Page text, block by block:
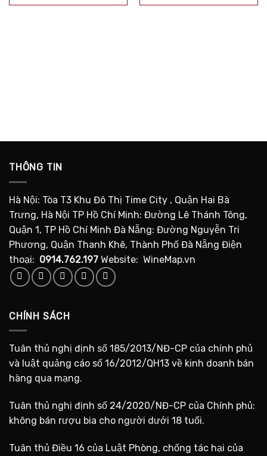
THÔNG TIN
Hà Nội: Tòa T3 Khu Đô Thị Time City , Quận Hai Bà
Trưng, Hà Nội TP Hồ Chí Minh: Đường Lê Thánh Tông,
Quận 1, TP Hồ Chí Minh Đà Nẵng: Đường Nguyễn Tri
Phương, Quận Thanh Khê, Thành Phố Đà Nẵng Điện
thoại: 0914.762.197 Website: WineMap.vn
CHÍNH SÁCH
Tuân thủ nghị định số 185/2013/NĐ-CP của chính phủ
và luật quảng cáo số 16/2012/QH13 về kinh doanh bán
hàng qua mạng.
Tuân thủ nghị định số 24/2020/NĐ-CP của Chính phủ:
không bán rượu bia cho người dưới 18 tuổi.
Tuân thủ Điều 16 của Luật Phòng, chống tác hại của